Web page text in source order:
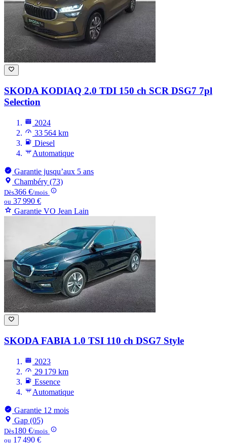
SKODA KODIAQ 2.0 TDI 150 ch SCR DSG7 7pl
Selection
2024
33 564 km
Diesel
Automatique
Garantie jusqu’aux 5 ans
Chambéry (73)
Dès366 €/mois
ou 37 990 €
Garantie VO Jean Lain
SKODA FABIA 1.0 TSI 110 ch DSG7 Style
2023
29 179 km
Essence
Automatique
Garantie 12 mois
Gap (05)
Dès180 €/mois
ou 17 490 €